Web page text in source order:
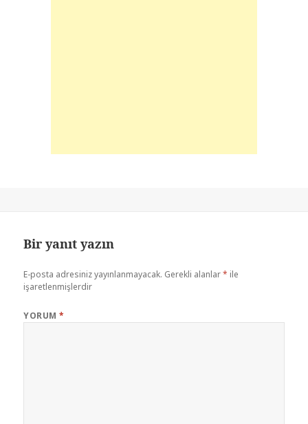
Bir yanıt yazın
E-posta adresiniz yayınlanmayacak. Gerekli alanlar* ile
işaretlenmişlerdir
YORUM*